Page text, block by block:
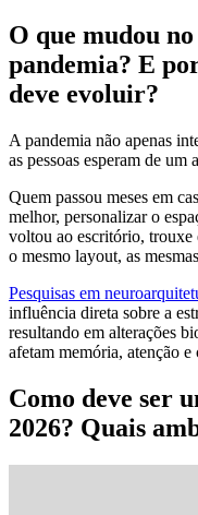
O que mudou
pandemia? E
deve evoluir?
A pandemia não apenas
as pessoas esperam de um
Quem passou meses em
melhor, personalizar o
voltou ao escritório, trouxe
o mesmo layout, as
Pesquisas em
influência direta sobre a
resultando em alterações
afetam memória, atenção
Como deve ser
2026? Quais